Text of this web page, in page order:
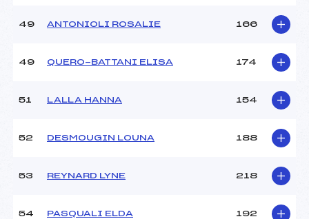
49 ANTONIOLI ROSALIE 166
49 QUERO-BATTANI ELISA 174
51 LALLA HANNA 154
52 DESMOUGIN LOUNA 188
53 REYNARD LYNE 218
54 PASQUALI ELDA 192